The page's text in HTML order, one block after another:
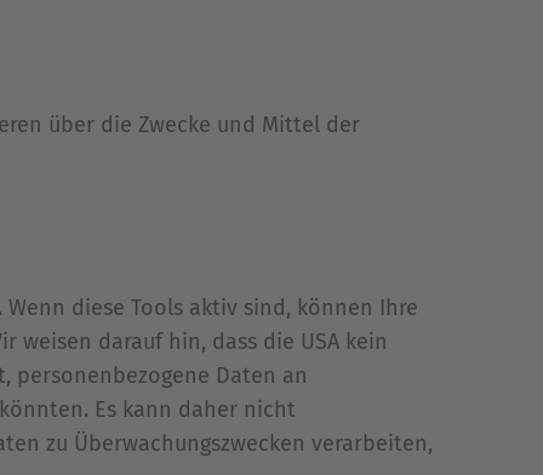
über die Zwecke und Mittel der
diese Tools aktiv sind, können Ihre
weisen darauf hin, dass die USA kein
personenbezogene Daten an
Es kann daher nicht
zu Überwachungszwecken verarbeiten,